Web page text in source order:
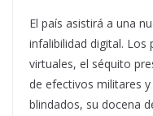
El país asistirá a una
infalibilidad digital.
virtuales, el séquito
de efectivos militares
blindados, su docena